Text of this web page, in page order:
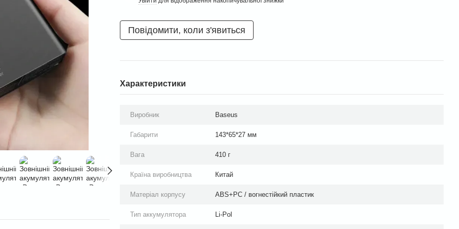
Повідомити, коли з'явиться
Характеристики
Виробник Baseus
Габарити 143*65*27 мм
Вага 410 г
Країна виробництва Китай
Матеріал корпусу ABS+PC / вогнестійкий пластик
Тип аккумулятора Li-Pol